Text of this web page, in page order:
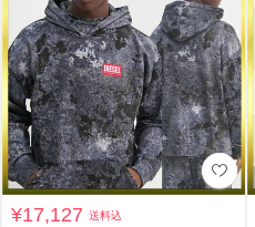
¥17,127送料込